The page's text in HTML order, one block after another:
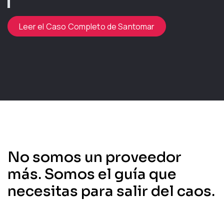
Leer el Caso Completo de Santomar
No somos un proveedor
más. Somos el guía que
necesitas para salir del caos.